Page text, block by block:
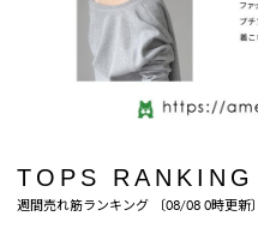
TOPS RANKING
週間売れ筋ランキング 〔08/08 0時更新〕